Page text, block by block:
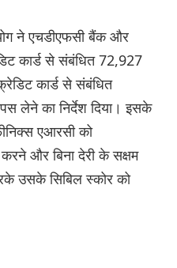
ने एचडीएफसी बैंक और
कार्ड से संबंधित 72,927
कार्ड से संबंधित
लेने का निर्देश दिया। इसके
एआरसी को
और बिना देरी के सक्षम
उसके सिबिल स्कोर को